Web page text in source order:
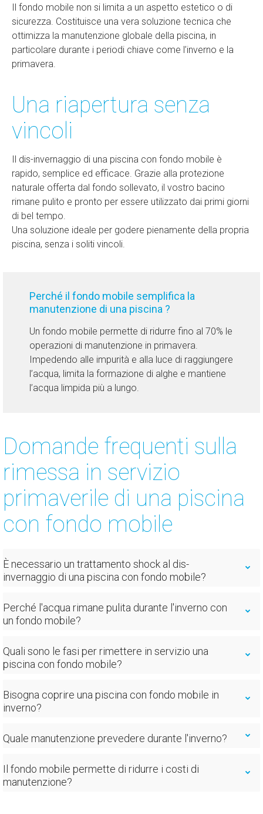
Il fondo mobile non si limita a un aspetto estetico o di
sicurezza. Costituisce una vera soluzione tecnica che
ottimizza la manutenzione globale della piscina, in
particolare durante i periodi chiave come l’inverno e la
primavera.
Una riapertura senza
vincoli
Il dis-invernaggio di una piscina con fondo mobile è
rapido, semplice ed efficace. Grazie alla protezione
naturale offerta dal fondo sollevato, il vostro bacino
rimane pulito e pronto per essere utilizzato dai primi giorni
di bel tempo.
Una soluzione ideale per godere pienamente della propria
piscina, senza i soliti vincoli.
Perché il fondo mobile semplifica la
manutenzione di una piscina ?
Un fondo mobile permette di ridurre fino al 70% le
operazioni di manutenzione in primavera.
Impedendo alle impurità e alla luce di raggiungere
l’acqua, limita la formazione di alghe e mantiene
l’acqua limpida più a lungo.
Domande frequenti sulla
rimessa in servizio
primaverile di una piscina
con fondo mobile
È necessario un trattamento shock al dis-
invernaggio di una piscina con fondo mobile?
Perché l'acqua rimane pulita durante l'inverno con
un fondo mobile?
Quali sono le fasi per rimettere in servizio una
piscina con fondo mobile?
Bisogna coprire una piscina con fondo mobile in
inverno?
Quale manutenzione prevedere durante l'inverno?
Il fondo mobile permette di ridurre i costi di
manutenzione?